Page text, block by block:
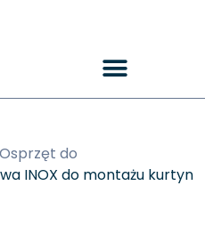
Osprzęt do
INOX do montażu kurtyn